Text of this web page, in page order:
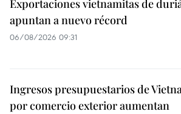
Exportaciones vietnamitas de
apuntan a nuevo récord
06/08/2026 09:31
Ingresos presupuestarios de
por comercio exterior aumentan